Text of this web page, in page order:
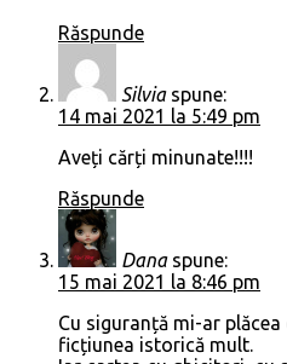
Răspunde
Silvia spune:
14 mai 2021 la 5:49 pm
Aveți cărți minunate!!!!
Răspunde
Dana spune:
15 mai 2021 la 8:46 pm
Cu siguranță mi-ar
ficțiunea istorică mult.